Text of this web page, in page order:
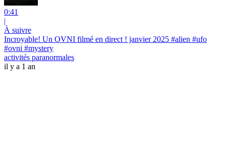
0:41
|
À suivre
Incroyable! Un OVNI filmé en direct ! janvier 2025 #alien #ufo
#ovni #mystery
activités paranormales
il y a 1 an